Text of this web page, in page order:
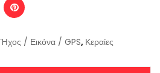
Ήχος / Εικόνα / GPS, Κεραίες